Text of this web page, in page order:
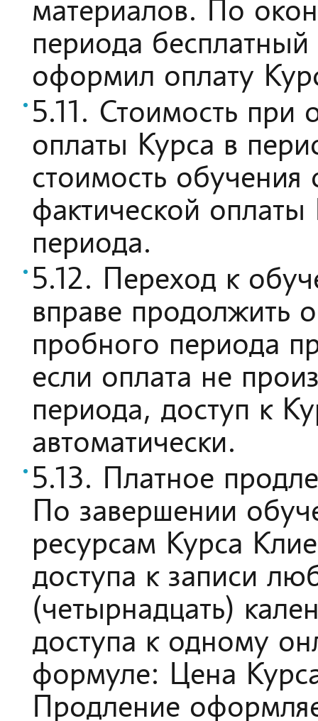
материалов. По
периода
оформил оплату
5.11. Стоимость при
оплаты Курса в
стоимость
фактической
периода.
5.12. Переход к
вправе продолжить
пробного периода
если оплата не
периода, доступ к
автоматически.
5.13. Платное
По завершении
ресурсам Курса
доступа к записи
(четырнадцать)
доступа к одному
формуле: Цена
Продление